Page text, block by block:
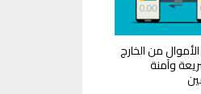
من الخارج
وآمنة